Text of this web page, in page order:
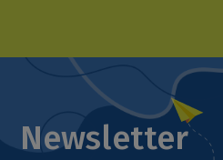
Newsletter